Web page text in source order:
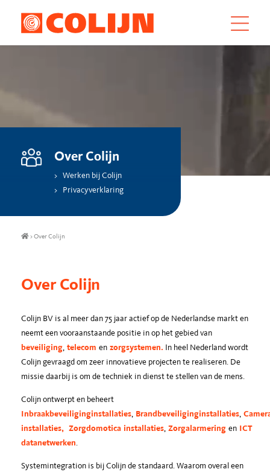
Over Colijn
Werken bij Colijn
Privacyverklaring
>Over Colijn
Over Colijn
Colijn BV is al meer dan 75 jaar actief op de Nederlandse markt en
neemt een vooraanstaande positie in op het gebied van
beveiliging, telecom en zorgsystemen. In heel Nederland wordt
Colijn gevraagd om zeer innovatieve projecten te realiseren. De
missie daarbij is om de techniek in dienst te stellen van de mens.
Colijn ontwerpt en beheert
Inbraakbeveiliginginstallaties, Brandbeveiliginginstallaties,
installaties, Zorgdomotica installaties, Zorgalarmering en ICT
datanetwerken.
Systemintegration is bij Colijn de standaard. Waarom overal een